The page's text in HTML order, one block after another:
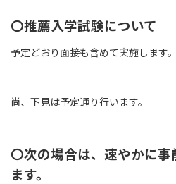
〇推薦入学試験について
予定どおり面接も含めて実施します。
尚、下見は予定通り行います。
〇次の場合は、速やかに
ます。